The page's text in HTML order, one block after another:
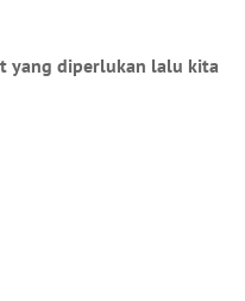
yang diperlukan lalu kita